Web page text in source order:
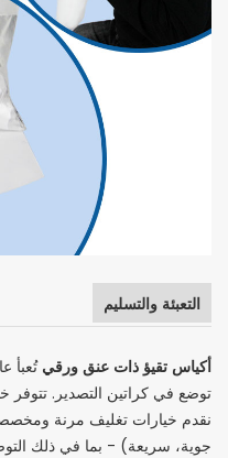
التعبئة والتسليم
أكياس تقيؤ ذات عنق ورقي
توضع في كراتين التصدير.
نقدم خيارات تغليف مرنة
جوية، سريعة) - بما في ذلك